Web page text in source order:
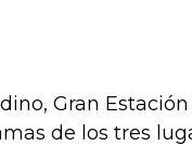
Gran
de los tres